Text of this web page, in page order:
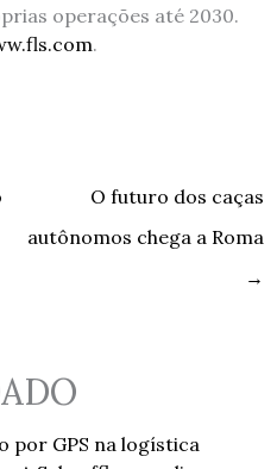
operações até 2030.
.
O futuro dos caças
autônomos chega a Roma
→